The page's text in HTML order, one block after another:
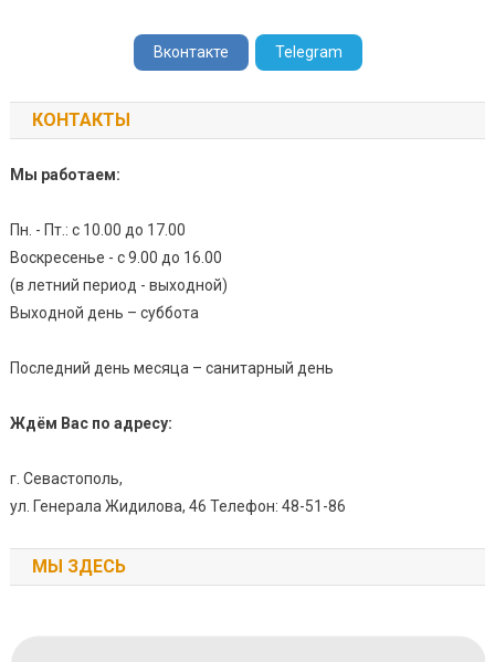
Вконтакте Telegram
КОНТАКТЫ
Мы работаем:
Пн. - Пт.: с 10.00 до 17.00
Воскресенье - с 9.00 до 16.00
(в летний период - выходной)
Выходной день – суббота
Последний день месяца – санитарный день
Ждём Вас по адресу:
г. Севастополь,
ул. Генерала Жидилова, 46 Телефон: 48-51-86
МЫ ЗДЕСЬ